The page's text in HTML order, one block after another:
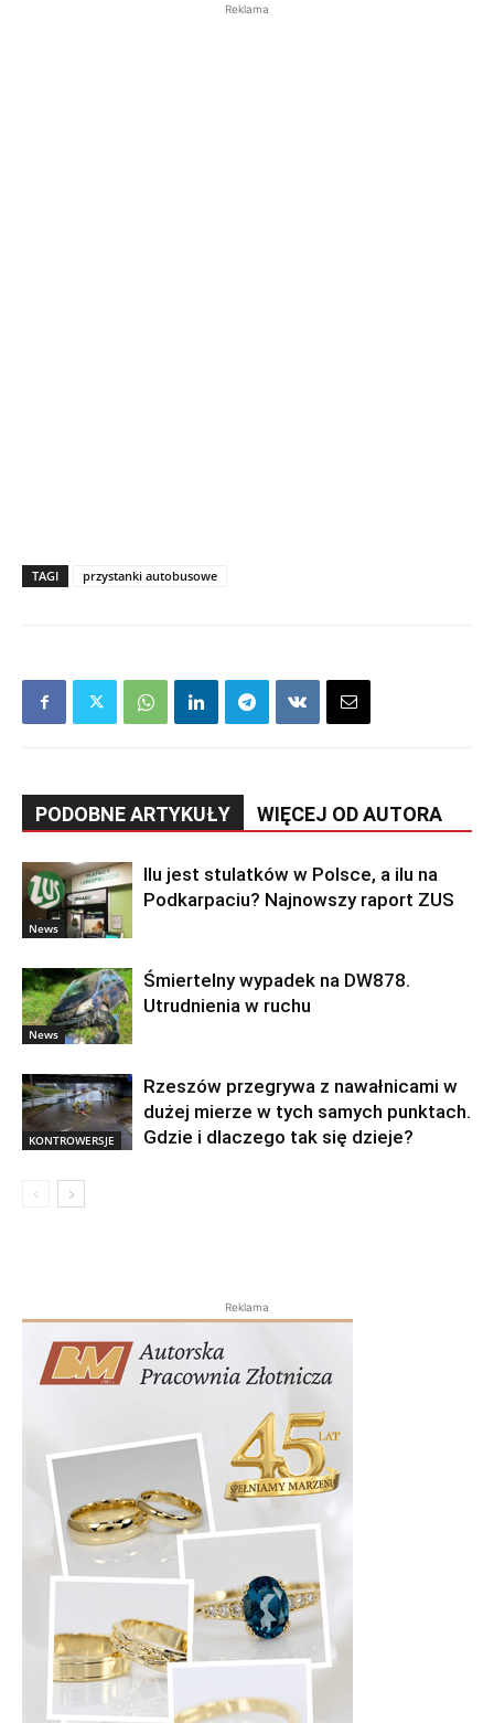
Reklama
TAGI przystanki autobusowe
PODOBNE ARTYKUŁY WIĘCEJ OD AUTORA
News
Ilu jest stulatków w Polsce, a ilu na
Podkarpaciu? Najnowszy raport ZUS
News
Śmiertelny wypadek na DW878.
Utrudnienia w ruchu
KONTROWERSJE
Rzeszów przegrywa z nawałnicami w
dużej mierze w tych samych punktach.
Gdzie i dlaczego tak się dzieje?
Reklama